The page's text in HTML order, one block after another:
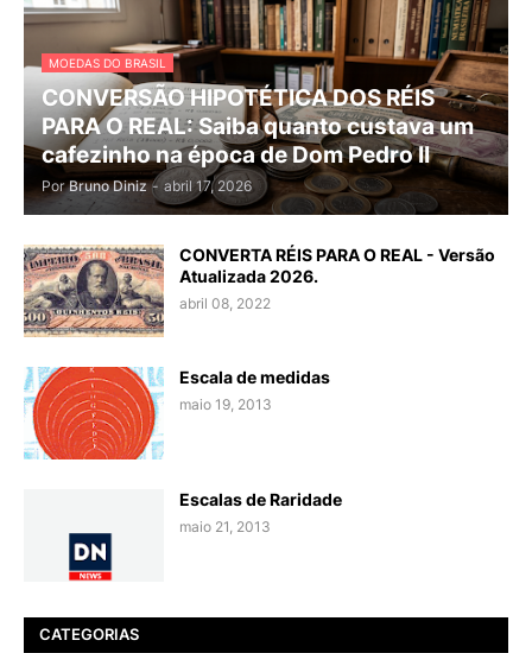
MOEDAS DO BRASIL
CONVERSÃO HIPOTÉTICA DOS RÉIS
PARA O REAL: Saiba quanto custava um
cafezinho na época de Dom Pedro II
Por Bruno Diniz - abril 17, 2026
CONVERTA RÉIS PARA O REAL - Versão
Atualizada 2026.
abril 08, 2022
Escala de medidas
maio 19, 2013
Escalas de Raridade
maio 21, 2013
CATEGORIAS